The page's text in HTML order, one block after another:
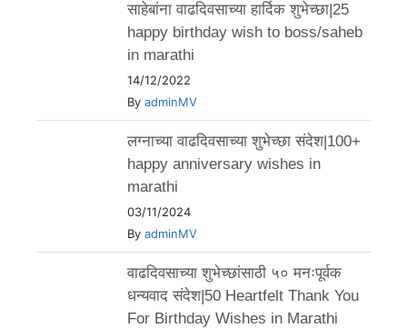
साहेबांना वाढदिवसाच्या हार्दिक शुभेच्छा|25
happy birthday wish to boss/saheb
in marathi
14/12/2022
By adminMV
लग्नाच्या वाढदिवसाच्या शुभेच्छा संदेश|100+
happy anniversary wishes in
marathi
03/11/2024
By adminMV
वाढदिवसाच्या शुभेच्छांसाठी ५० मनःपूर्वक
धन्यवाद संदेश|50 Heartfelt Thank You
For Birthday Wishes in Marathi